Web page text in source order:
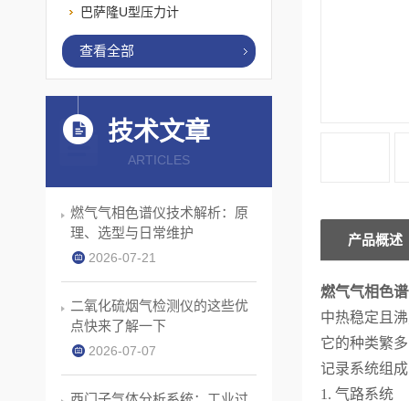
产品概述
燃气气相色
中热稳定且
它的种类繁
记录系统组成
1. 气路系统
巴萨隆U型压力计
查看全部
技术文章
ARTICLES
燃气气相色谱仪技术解析：原
理、选型与日常维护
2026-07-21
二氧化硫烟气检测仪的这些优
点快来了解一下
2026-07-07